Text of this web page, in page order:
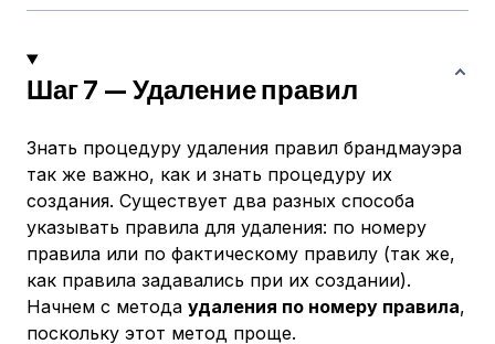
Шаг 7 — Удаление правил
Знать процедуру удаления правил брандмауэра
так же важно, как и знать процедуру их
создания. Существует два разных способа
указывать правила для удаления: по номеру
правила или по фактическому правилу (так же,
как правила задавались при их создании).
Начнем с метода удаления по номеру правила,
поскольку этот метод проще.